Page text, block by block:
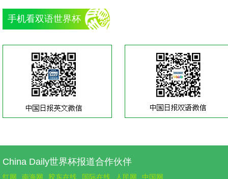
手机看双语世界杯
China Daily世界杯报道合作伙伴
红网 南海网 胶东在线 国际在线 人民网 中国网